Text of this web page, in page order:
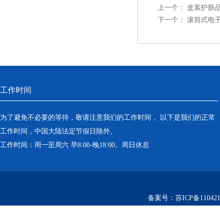
上一个：
盒装护肤
下一个：
滚筒式电
工作时间
为了避免不必要的等待，敬请注意我们的工作时间 。以下是我们的正常
工作时间，中国大陆法定节假日除外。
工作时间：周一至周六 早8:00-晚18:00。周日休息
备案号： 苏ICP备